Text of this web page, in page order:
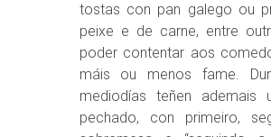
tostas con pan galego ou
peixe e de carne, entre
poder contentar aos
máis ou menos fame.
mediodías teñen ademais
pechado, con primeiro,